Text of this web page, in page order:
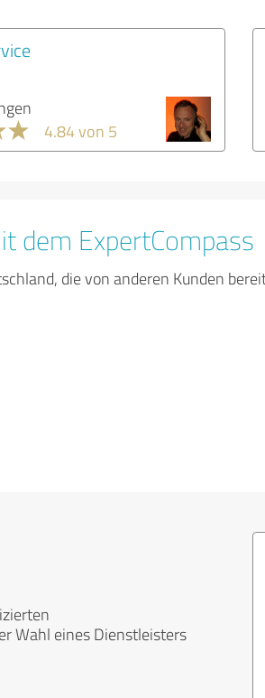
4.84 von 5
dem ExpertCompass
die von anderen Kunden
Wahl eines Dienstleisters